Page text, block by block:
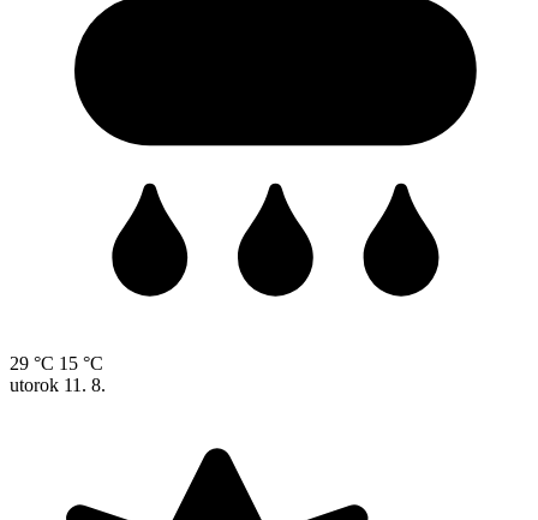
29 °C 15 °C
utorok 11. 8.